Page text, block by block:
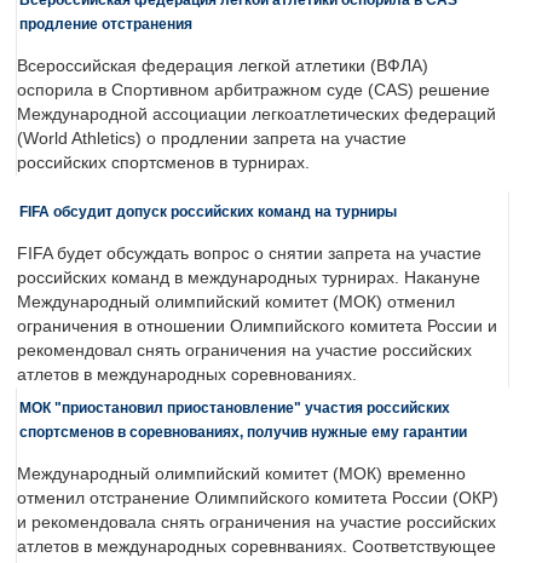
продление отстранения
Всероссийская федерация легкой атлетики (ВФЛА)
оспорила в Спортивном арбитражном суде (CAS) решение
Международной ассоциации легкоатлетических федераций
(World Athletics) о продлении запрета на участие
российских спортсменов в турнирах.
FIFA обсудит допуск российских команд на турниры
FIFA будет обсуждать вопрос о снятии запрета на участие
российских команд в международных турнирах. Накануне
Международный олимпийский комитет (МОК) отменил
ограничения в отношении Олимпийского комитета России и
рекомендовал снять ограничения на участие российских
атлетов в международных соревнованиях.
МОК "приостановил приостановление" участия российских
спортсменов в соревнованиях, получив нужные ему гарантии
Международный олимпийский комитет (МОК) временно
отменил отстранение Олимпийского комитета России (ОКР)
и рекомендовала снять ограничения на участие российских
атлетов в международных соревнваниях. Соответствующее